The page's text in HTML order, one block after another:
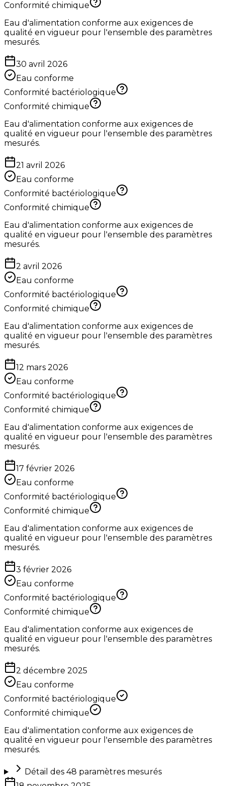
Conformité chimique
Eau d'alimentation conforme aux exigences de
qualité en vigueur pour l'ensemble des paramètres
mesurés.
30 avril 2026
Eau conforme
Conformité bactériologique
Conformité chimique
Eau d'alimentation conforme aux exigences de
qualité en vigueur pour l'ensemble des paramètres
mesurés.
21 avril 2026
Eau conforme
Conformité bactériologique
Conformité chimique
Eau d'alimentation conforme aux exigences de
qualité en vigueur pour l'ensemble des paramètres
mesurés.
2 avril 2026
Eau conforme
Conformité bactériologique
Conformité chimique
Eau d'alimentation conforme aux exigences de
qualité en vigueur pour l'ensemble des paramètres
mesurés.
12 mars 2026
Eau conforme
Conformité bactériologique
Conformité chimique
Eau d'alimentation conforme aux exigences de
qualité en vigueur pour l'ensemble des paramètres
mesurés.
17 février 2026
Eau conforme
Conformité bactériologique
Conformité chimique
Eau d'alimentation conforme aux exigences de
qualité en vigueur pour l'ensemble des paramètres
mesurés.
3 février 2026
Eau conforme
Conformité bactériologique
Conformité chimique
Eau d'alimentation conforme aux exigences de
qualité en vigueur pour l'ensemble des paramètres
mesurés.
2 décembre 2025
Eau conforme
Conformité bactériologique
Conformité chimique
Eau d'alimentation conforme aux exigences de
qualité en vigueur pour l'ensemble des paramètres
mesurés.
Détail des 48 paramètres mesurés